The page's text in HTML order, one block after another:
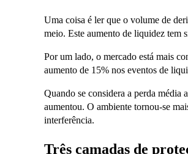
Uma coisa é ler que o volume de
meio. Este aumento de liquidez tem
Por um lado, o mercado está mais
aumento de 15% nos eventos de
Quando se considera a perda
aumentou. O ambiente tornou-se
interferência.
Três camadas de